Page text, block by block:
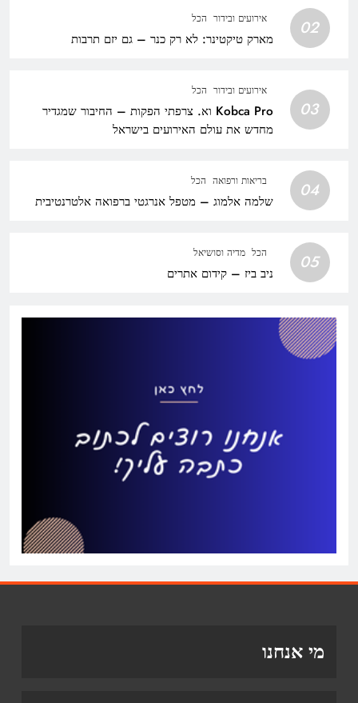
02 אירועים ובידור הכל
מארק טיקטינר: לא רק כנר – גם יזם תרבות
03
אירועים ובידור הכל
Kobca Pro וא. צרפתי הפקות – החיבור שמגדיר
מחדש את עולם האירועים בישראל
04 בריאות ורפואה הכל
שלמה אלמוג – מטפל אנרגטי ברפואה אלטרנטיבית
05 הכל מדיה וסושיאל
ניב ביז – קידום אתרים
מי אנחנו